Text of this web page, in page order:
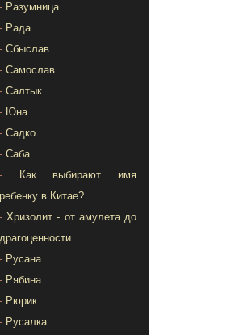
- Разумница
- Рада
- Сбыслав
- Самослав
- Салтык
- Юна
- Садко
- Саба
-
Как выбирают имя
ребенку в Китае?
-Хризолит - от амулета до
драгоценности
- Русана
- Рябина
- Рюрик
- Русалка